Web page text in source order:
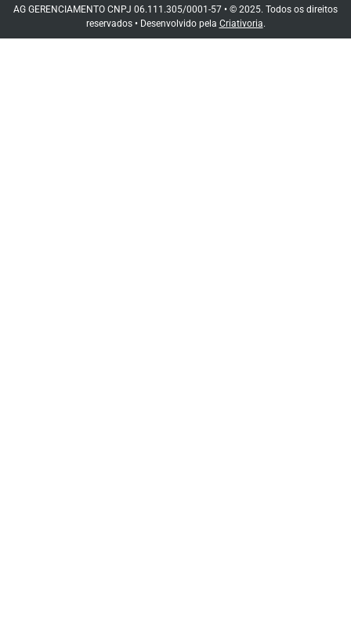
AG GERENCIAMENTO CNPJ 06.111.305/0001-57 • © 2025. Todos os direitos
reservados • Desenvolvido pela Criativoria.